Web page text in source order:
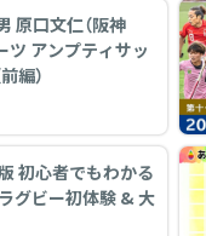
サッ
編）
かる